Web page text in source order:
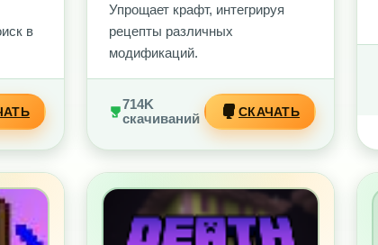
в
Упрощает крафт, интегрируя
рецепты различных
модификаций.
714K
скачиваний
СКАЧАТЬ
БЕЗ РЕКЛАМЫ